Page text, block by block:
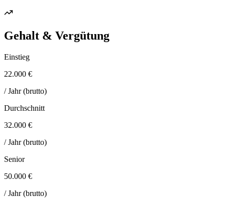
Gehalt & Vergütung
Einstieg
22.000 €
/ Jahr (brutto)
Durchschnitt
32.000 €
/ Jahr (brutto)
Senior
50.000 €
/ Jahr (brutto)